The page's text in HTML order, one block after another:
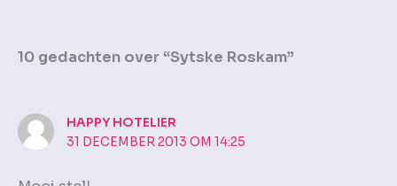
10 gedachten over “Sytske Roskam”
HAPPY HOTELIER
31 DECEMBER 2013 OM 14:25